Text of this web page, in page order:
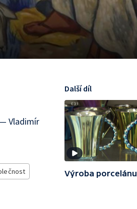
Vladimír
Další díl
Výroba porcelánu